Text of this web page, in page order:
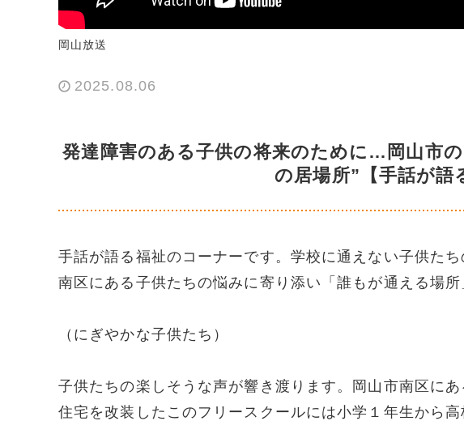
岡山放送
2025.08.06
発達障害のある子供の将来のために…岡山市
の居場所”【手話が語
手話が語る福祉のコーナーです。学校に通えない子供た
南区にある子供たちの悩みに寄り添い「誰もが通える場所
（にぎやかな子供たち）
子供たちの楽しそうな声が響き渡ります。岡山市南区に
住宅を改装したこのフリースクールには小学１年生から